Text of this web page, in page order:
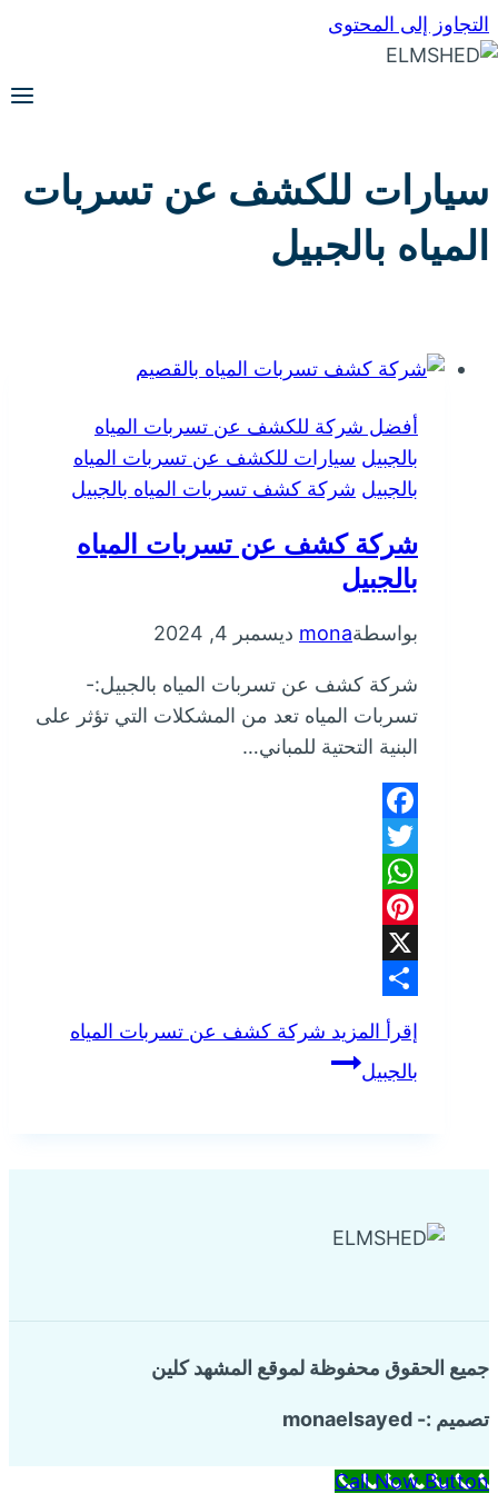
التجاوز إلى المحتوى
سيارات للكشف عن تسربات
المياه بالجبيل
أفضل شركة للكشف عن تسربات المياه
بالجبيل سيارات للكشف عن تسربات المياه
بالجبيل شركة كشف تسربات المياه بالجبيل
شركة كشف عن تسربات المياه
بالجبيل
بواسطةmona ديسمبر 4, 2024
شركة كشف عن تسربات المياه بالجبيل:-
تسربات المياه تعد من المشكلات التي تؤثر على
البنية التحتية للمباني…
Facebook
Twitter
WhatsApp
Pinterest
X
Share
إقرأ المزيد شركة كشف عن تسربات المياه
بالجبيل
جميع الحقوق محفوظة لموقع المشهد كلين
تصميم :- monaelsayed
Call Now Button